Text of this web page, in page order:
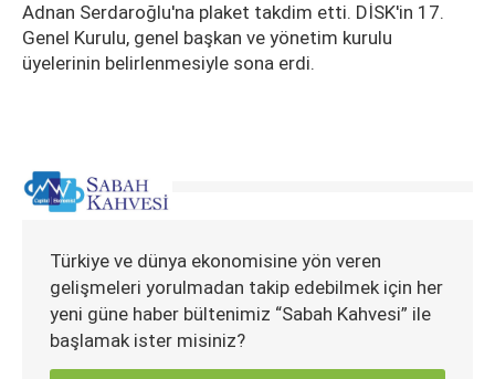
Adnan Serdaroğlu'na plaket takdim etti. DİSK'in 17.
Genel Kurulu, genel başkan ve yönetim kurulu
üyelerinin belirlenmesiyle sona erdi.
Türkiye ve dünya ekonomisine yön veren
gelişmeleri yorulmadan takip edebilmek için her
yeni güne haber bültenimiz “Sabah Kahvesi” ile
başlamak ister misiniz?